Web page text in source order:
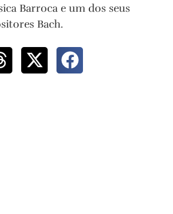
Barroca e um dos seus
Bach.